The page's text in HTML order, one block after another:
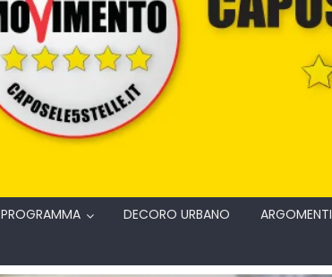
PROGRAMMA DECORO URBANO ARGOMENTI